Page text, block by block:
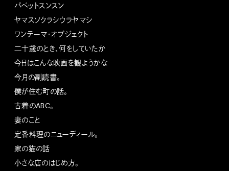
パペットスンスン
ヤマスソクラシウラヤマシ
ワンテーマ・オブジェクト
二十歳のとき、何をしていたか
今日はこんな映画を観ようかな
今月の副読書。
僕が住む町の話。
古着のABC。
妻のこと
定番料理のニューディール。
家の猫の話
小さな店のはじめ方。